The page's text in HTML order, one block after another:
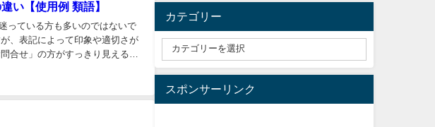
い【使用例 類語】
っている方も多いのではないで
、表記によって印象や適切さが
合せ」の方がすっきり見える一
カテゴリー
スポンサーリンク